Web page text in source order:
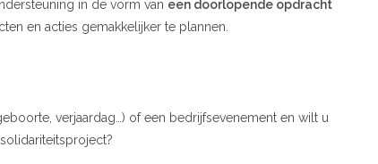
in de vorm van een doorlopende opdracht
en acties gemakkelijker te plannen.
verjaardag…) of een bedrijfsevenement en wilt u